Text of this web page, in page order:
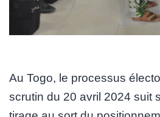
Au Togo, le processus
scrutin du 20 avril 2024 suit